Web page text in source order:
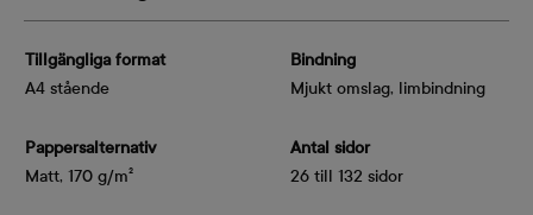
Tillgängliga format
A4 stående
Pappersalternativ
Matt, 170 g/m²
Bindning
Mjukt omslag, limbindning
Antal sidor
26 till 132 sidor